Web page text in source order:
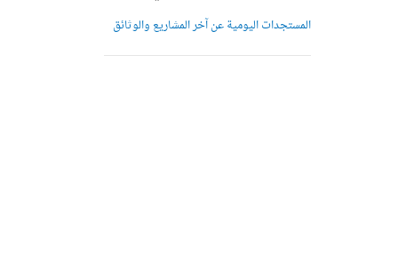
المستجدات اليومية عن آخر المشاريع والوثائق